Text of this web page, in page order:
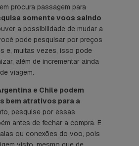
procura passagem para
somente voos saindo
a possibilidade de mudar a
pode pesquisar por preços
e, muitas vezes, isso pode
além de incrementar ainda
viagem.
e Chile podem
bem atrativos para a
pesquise por essas
antes de fechar a compra. E
ou conexões do voo, pois